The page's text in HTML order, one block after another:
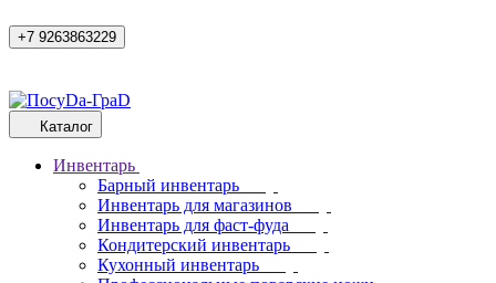
+7 9263863229
Каталог
Инвентарь
Барный инвентарь
Инвентарь для магазинов
Инвентарь для фаст-фуда
Кондитерский инвентарь
Кухонный инвентарь